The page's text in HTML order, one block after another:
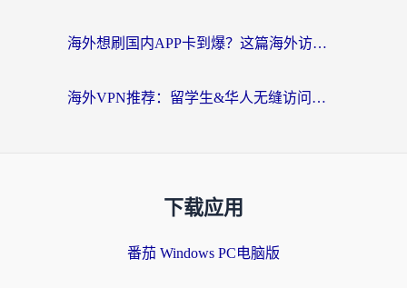
海外想刷国内APP卡到爆？这篇海外访问国内服务器加速指南帮你解决所有问题
海外VPN推荐：留学生&华人无缝访问国内资源的避坑指南
下载应用
番茄 Windows PC电脑版